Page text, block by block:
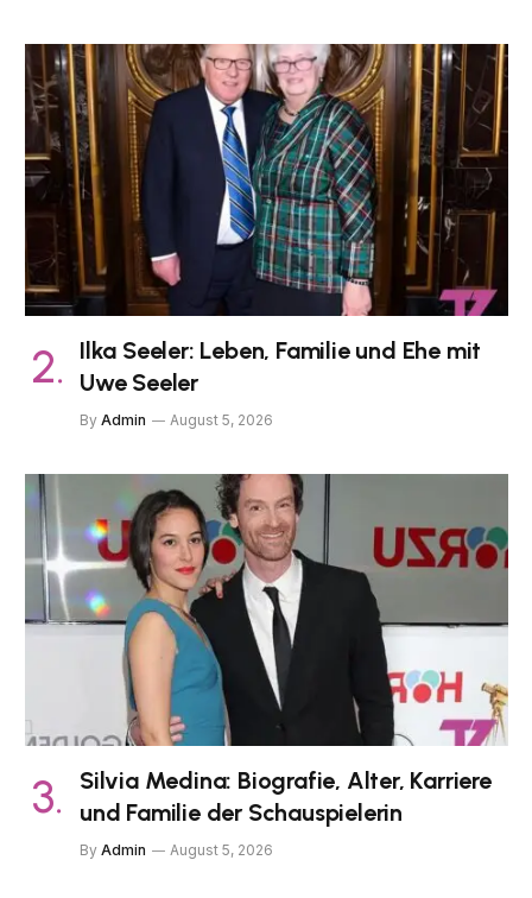
Ilka Seeler: Leben, Familie und Ehe mit
Uwe Seeler
By Admin August 5, 2026
Silvia Medina: Biografie, Alter, Karriere
und Familie der Schauspielerin
By Admin August 5, 2026